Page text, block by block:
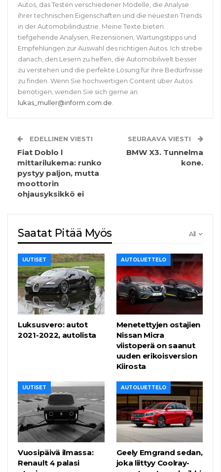
Autos, das Testen verschiedener Modelle, die Analyse
ihrer technischen Eigenschaften und die neuesten Trends
in der Automobilindustrie. Meine Texte bieten
tiefgehende Analysen, Rezensionen, Wartungstipps und
Empfehlungen zur Auswahl des richtigen Autos. Ich strebe
danach, den Lesern zu helfen, die Automobilwelt besser
zu verstehen und die perfekte Lösung für ihre Bedürfnisse
zu finden. Wenn Sie hochwertigen Content über Autos
benötigen, wenden Sie sich gerne an:
lukas_muller@inform.com.de
EDELLINEN VIESTI
Fiat Doblo l
mittarilukema: runko
pystyy paljon, mutta
moottorin
ohjausyksikkö ei
SEURAAVA VIESTI
BMW X3. Tunnelma
kone.
All
Saatat Pitää Myös
UUTISET
Luksusvero: autot
2021-2022, autolista
AUTOLUETTELO
Menetettyjen ostajien
Nissan Micra
viistoperä on saanut
uuden erikoisversion
Kiirosta
UUTISET
Vuosipäivä ilmassa:
Renault 4 palasi
AUTOLUETTELO
Geely Emgrand sedan,
joka liittyy Coolray-